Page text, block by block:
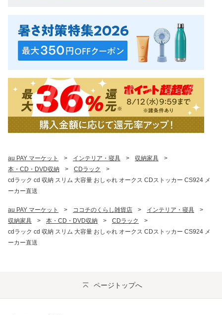
au PAY マーケット > インテリア・寝具 > 収納家具
>
本・CD・DVD収納
> CDラック
>
cdラック cd 収納 スリム 大容量 おしゃれ オークス CDストッカー CS924 メ
ーカー直送
au PAY マーケット > ココチのくらし雑貨店 > インテリア・寝具
>
収納家具
> 本・CD・DVD収納 > CDラック
>
cdラック cd 収納 スリム 大容量 おしゃれ オークス CDストッカー CS924 メ
ーカー直送
ページトップへ